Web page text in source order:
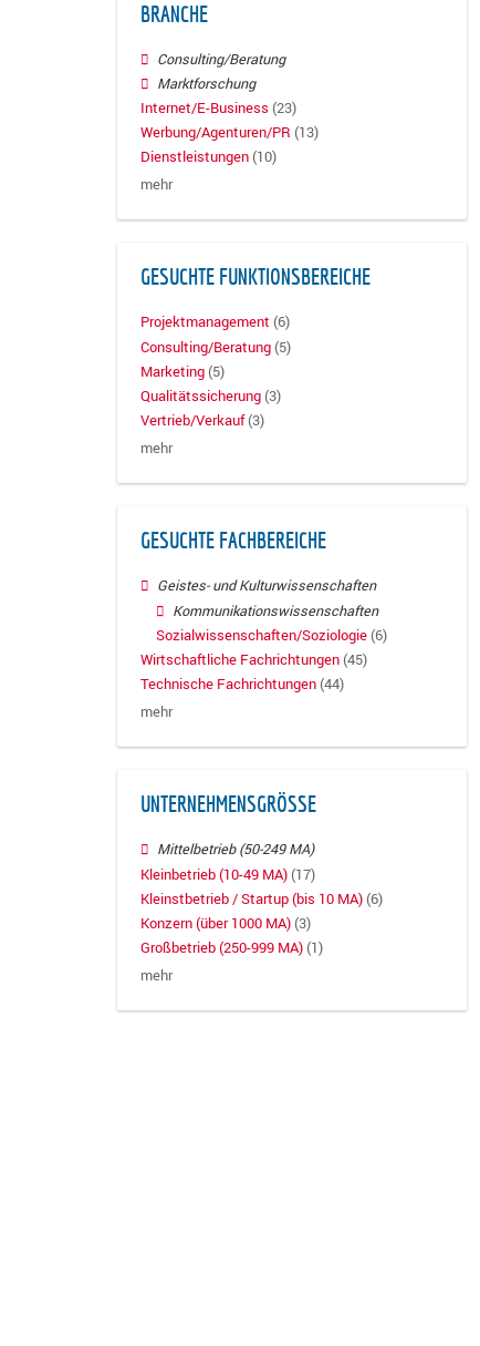
BRANCHE
Consulting/Beratung
Marktforschung
Internet/E-Business (23)
Werbung/Agenturen/PR (13)
Dienstleistungen (10)
mehr
GESUCHTE FUNKTIONSBEREICHE
Projektmanagement (6)
Consulting/Beratung (5)
Marketing (5)
Qualitätssicherung (3)
Vertrieb/Verkauf (3)
mehr
GESUCHTE FACHBEREICHE
Geistes- und Kulturwissenschaften
Kommunikationswissenschaften
Sozialwissenschaften/Soziologie (6)
Wirtschaftliche Fachrichtungen (45)
Technische Fachrichtungen (44)
mehr
UNTERNEHMENSGRÖSSE
Mittelbetrieb (50-249 MA)
Kleinbetrieb (10-49 MA) (17)
Kleinstbetrieb / Startup (bis 10 MA) (6)
Konzern (über 1000 MA) (3)
Großbetrieb (250-999 MA) (1)
mehr